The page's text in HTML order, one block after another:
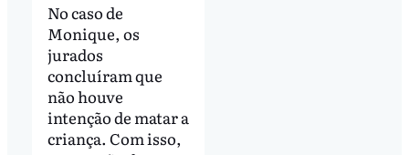
No caso de
Monique, os
jurados
concluíram que
não houve
intenção de matar a
criança. Com isso,